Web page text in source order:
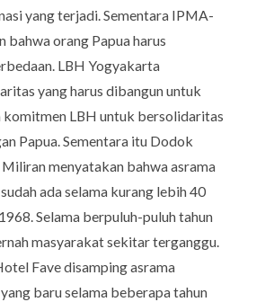
yang terjadi. Sementara IPMA-
bahwa orang Papua harus
LBH Yogyakarta
yang harus dibangun untuk
komitmen LBH untuk bersolidaritas
Papua. Sementara itu Dodok
menyatakan bahwa asrama
ada selama kurang lebih 40
Selama berpuluh-puluh tahun
masyarakat sekitar terganggu.
Fave disamping asrama
baru selama beberapa tahun